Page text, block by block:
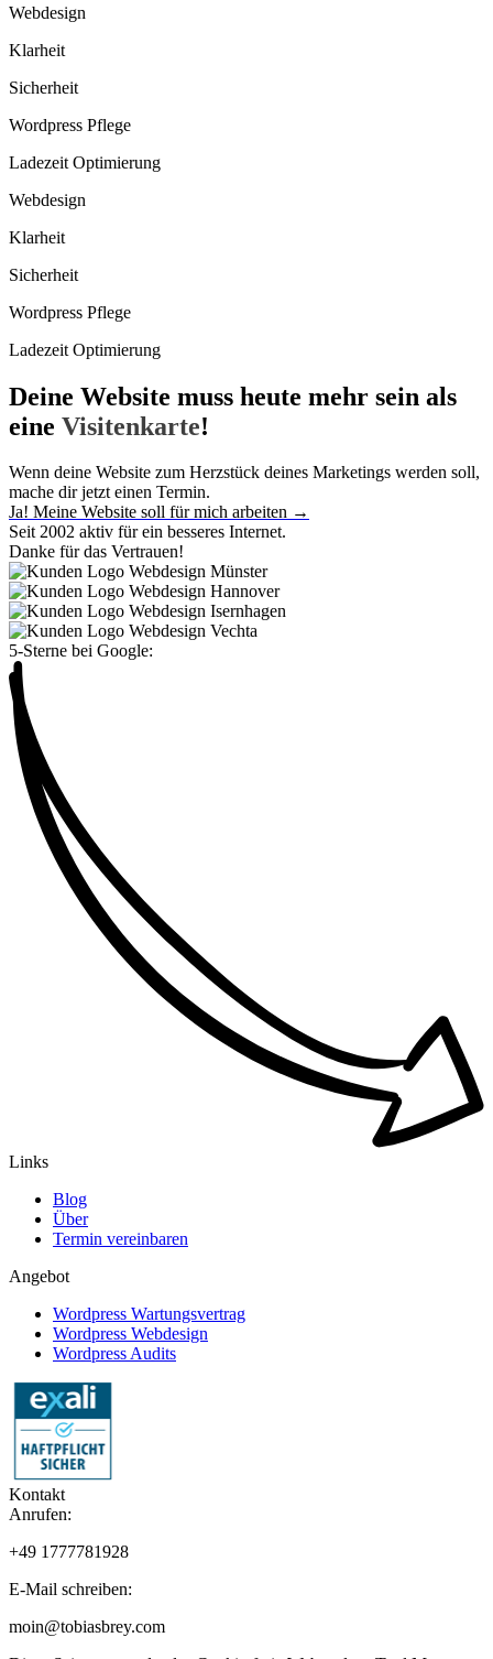
Webdesign
Klarheit
Sicherheit
Wordpress Pflege
Ladezeit Optimierung
Webdesign
Klarheit
Sicherheit
Wordpress Pflege
Ladezeit Optimierung
Deine Website muss heute mehr sein als
eine Visitenkarte!
Wenn deine Website zum Herzstück deines Marketings werden soll,
mache dir jetzt einen Termin.
Ja! Meine Website soll für mich arbeiten →
Seit 2002 aktiv für ein besseres Internet.
Danke für das Vertrauen!
5-Sterne bei Google:
Links
Blog
Über
Termin vereinbaren
Angebot
Wordpress Wartungsvertrag
Wordpress Webdesign
Wordpress Audits
Kontakt
Anrufen:
+49 1777781928
E-Mail schreiben:
moin@tobiasbrey.com